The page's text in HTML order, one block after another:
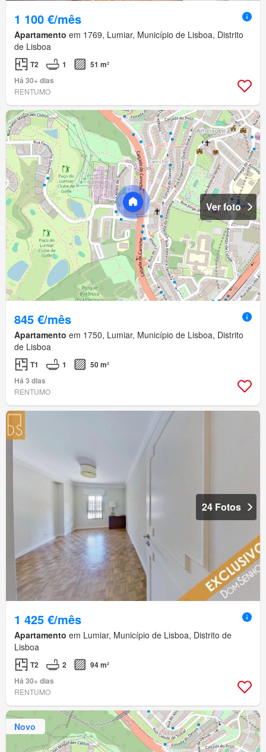
1 100 €/mês
Apartamento em 1769, Lumiar, Município de Lisboa, Distrito
de Lisboa
T2 1
51 m²
Há 30+ dias
RENTUMO
Ver foto
845 €/mês
Apartamento em 1750, Lumiar, Município de Lisboa, Distrito
de Lisboa
T1 1
50 m²
Há 3 dias
RENTUMO
24 Fotos
1 425 €/mês
Apartamento em Lumiar, Município de Lisboa, Distrito de
Lisboa
T2 2
94 m²
Há 30+ dias
RENTUMO
Novo